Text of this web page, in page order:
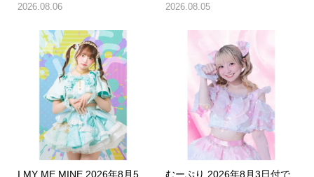
2026.08.06 2026.08.05
I MY ME MINE 2026年8月5
むーぷり 2026年8月3日付で